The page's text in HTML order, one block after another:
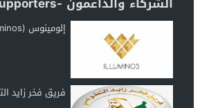
إلومينوس (Illuminos)
فريق فخر زايد